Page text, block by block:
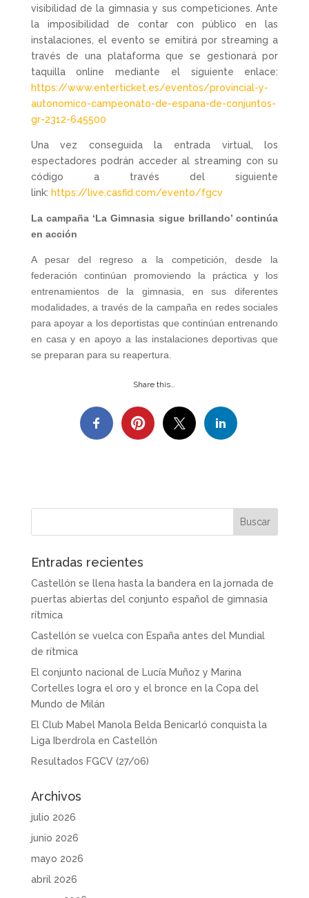
visibilidad de la gimnasia y sus competiciones. Ante
la imposibilidad de contar con público en las
instalaciones, el evento se emitirá por streaming a
través de una plataforma que se gestionará por
taquilla online mediante el siguiente enlace:
https://www.enterticket.es/eventos/provincial-y-
autonomico-campeonato-de-espana-de-conjuntos-
gr-2312-645500
Una vez conseguida la entrada virtual, los
espectadores podrán acceder al streaming con su
código a través del siguiente
link: https://live.casfid.com/evento/fgcv
La campaña ‘La Gimnasia sigue brillando’ continúa
en acción
A pesar del regreso a la competición, desde la
federación continúan promoviendo la práctica y los
entrenamientos de la gimnasia, en sus diferentes
modalidades, a través de la campaña en redes sociales
para apoyar a los deportistas que continúan entrenando
en casa y en apoyo a las instalaciones deportivas que
se preparan para su reapertura.
Share this…
Entradas recientes
Castellón se llena hasta la bandera en la jornada de
puertas abiertas del conjunto español de gimnasia
rítmica
Castellón se vuelca con España antes del Mundial
de rítmica
El conjunto nacional de Lucía Muñoz y Marina
Cortelles logra el oro y el bronce en la Copa del
Mundo de Milán
El Club Mabel Manola Belda Benicarló conquista la
Liga Iberdrola en Castellón
Resultados FGCV (27/06)
Archivos
julio 2026
junio 2026
mayo 2026
abril 2026